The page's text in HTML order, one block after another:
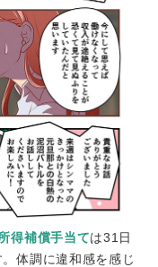
得補償手当ては31日
体調に違和感を感じ